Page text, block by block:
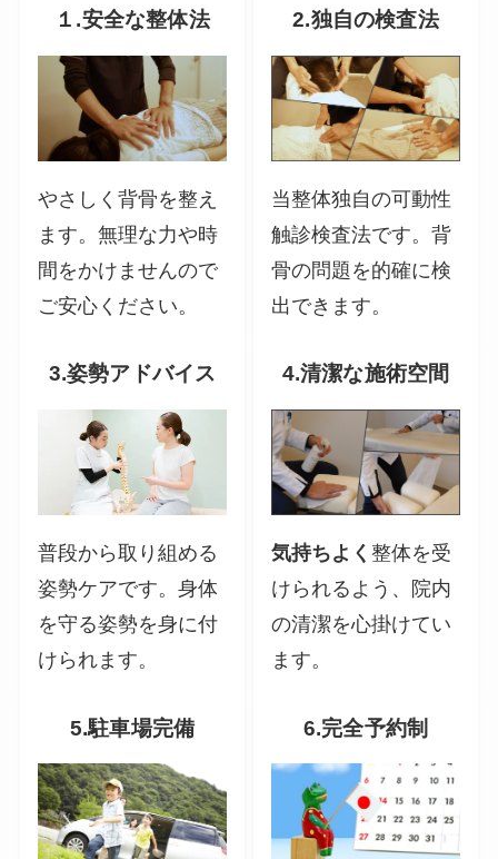
１.安全な整体法
やさしく背骨を整え
ます。無理な力や時
間をかけませんので
ご安心ください。
2.独自の検査法
当整体独自の可動性
触診検査法です。背
骨の問題を的確に検
出できます。
3.姿勢アドバイス
普段から取り組める
姿勢ケアです。身体
を守る姿勢を身に付
けられます。
4.清潔な施術空間
気持ちよく整体を受
けられるよう、院内
の清潔を心掛けてい
ます。
5.駐車場完備 6.完全予約制